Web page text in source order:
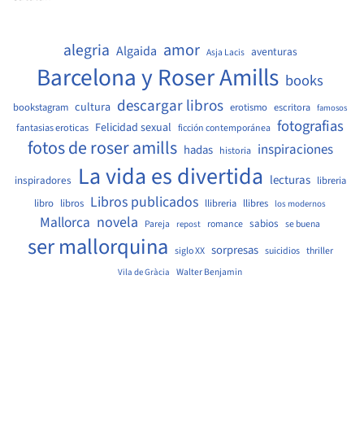
alegria Algaida amor Asja Lacis aventuras
Barcelona y Roser Amills books
bookstagram cultura descargar libros erotismo escritora famosos
fantasias eroticas Felicidad sexual ficción contemporánea fotografias
fotos de roser amills hadas historia inspiraciones
inspiradores La vida es divertida lecturas libreria
libro libros Libros publicados llibreria llibres los modernos
Mallorca novela Pareja repost romance sabios se buena
ser mallorquina siglo XX sorpresas suicidios thriller
Vila de Gràcia Walter Benjamin